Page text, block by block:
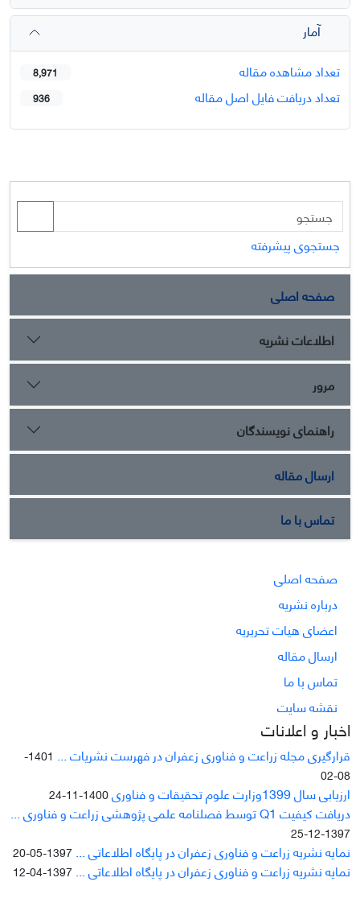
آمار
تعداد مشاهده مقاله
8,971
تعداد دریافت فایل اصل مقاله 936
جستجوی پیشرفته
صفحه اصلی
اطلاعات نشریه
مرور
راهنمای نویسندگان
ارسال مقاله
تماس با ما
صفحه اصلی
درباره نشریه
اعضای هیات تحریریه
ارسال مقاله
تماس با ما
نقشه سایت
اخبار و اعلانات
قرارگیری مجله زراعت و فناوری زعفران در فهرست نشریات ...
1401-
08-02
ارزیابی سال 1399وزارت علوم تحقیقات و فناوری 1400-11-24
دریافت کیفیت Q1 توسط فصلنامه علمی پژوهشی زراعت و فناوری ...
1397-12-25
نمایه نشریه زراعت و فناوری زعفران در پایگاه اطلاعاتی ... 1397-05-20
نمایه نشریه زراعت و فناوری زعفران در پایگاه اطلاعاتی ... 1397-04-12